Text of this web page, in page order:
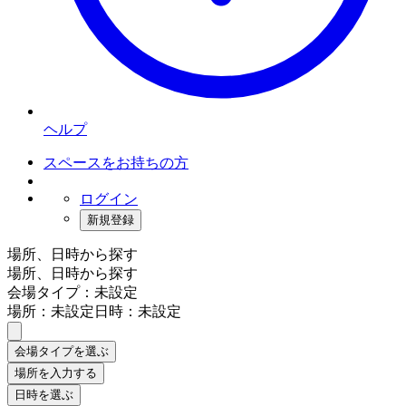
ヘルプ
スペースをお持ちの方
ログイン
新規登録
場所、日時から探す
場所、日時から探す
会場タイプ：未設定
場所：未設定日時：未設定
会場タイプを選ぶ
場所を入力する
日時を選ぶ